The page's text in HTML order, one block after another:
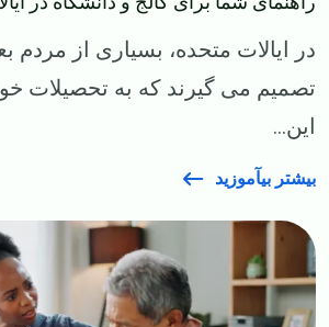
در ایالات متحده، بسیاری از مردم
تصمیم می‌ گیرند که به تحصیلات
این...
بیشتر بیآموزید
Image